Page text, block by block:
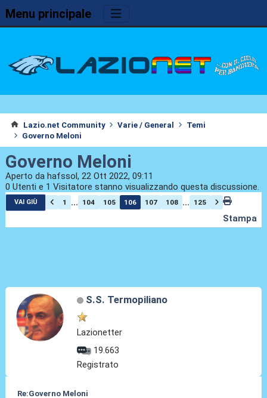
Menu principale
Lazio.net Community Varie / General
Temi
Governo Meloni
Governo Meloni
Aperto da hafssol, 22 Ott 2022, 09:11
0 Utenti e 1 Visitatore stanno visualizzando questa discussione.
VAI GIÙ 1 ... 104 105 106 107 108 ... 125
Stampa
S.S. Termopiliano
Lazionetter
19.663
Registrato
Re:Governo Meloni